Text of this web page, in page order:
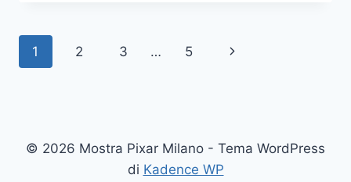
TUTTE
NOTTE
Navigazione
1 2 3 … 5
Pagina
© 2026 Mostra Pixar Milano - Tema WordPress
di Kadence WP